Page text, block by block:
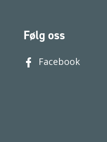
Følg oss
Facebook